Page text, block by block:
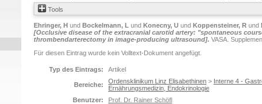
Tools
Ehringer, H und Bockelmann, L und Konecny, U und Koppensteiner, R und
[Occlusive disease of the extracranial carotid artery: "spontaneous
thrombendarterectomy in image-producing ultrasound]. VASA.
Für diesen Eintrag wurde kein Volltext-Dokument angefügt.
Typ des Eintrags: Artikel
Bereiche: Ordensklinikum Linz Elisabethinen > Interne 4 -
Ernährungsmedizin, Endokrinologie
Benutzer:
Prof. Dr. Rainer Schöfl